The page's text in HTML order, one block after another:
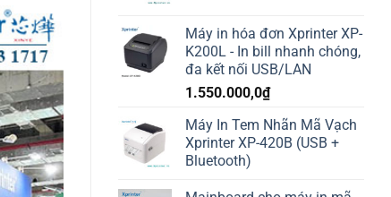
Máy in hóa đơn Xprinter XP-
K200L - In bill nhanh chóng,
đa kết nối USB/LAN
1.550.000,0₫
Máy In Tem Nhãn Mã Vạch
Xprinter XP-420B (USB +
Bluetooth)